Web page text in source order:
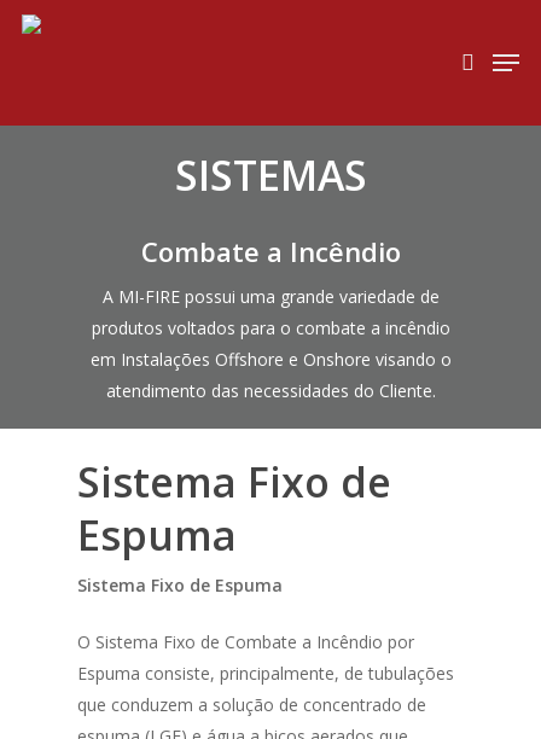
SISTEMAS
Combate a Incêndio
A MI-FIRE possui uma grande variedade de
produtos voltados para o combate a incêndio
em Instalações Offshore e Onshore visando o
atendimento das necessidades do Cliente.
Sistema Fixo de
Espuma
Sistema Fixo de Espuma
O Sistema Fixo de Combate a Incêndio por
Espuma consiste, principalmente, de tubulações
que conduzem a solução de concentrado de